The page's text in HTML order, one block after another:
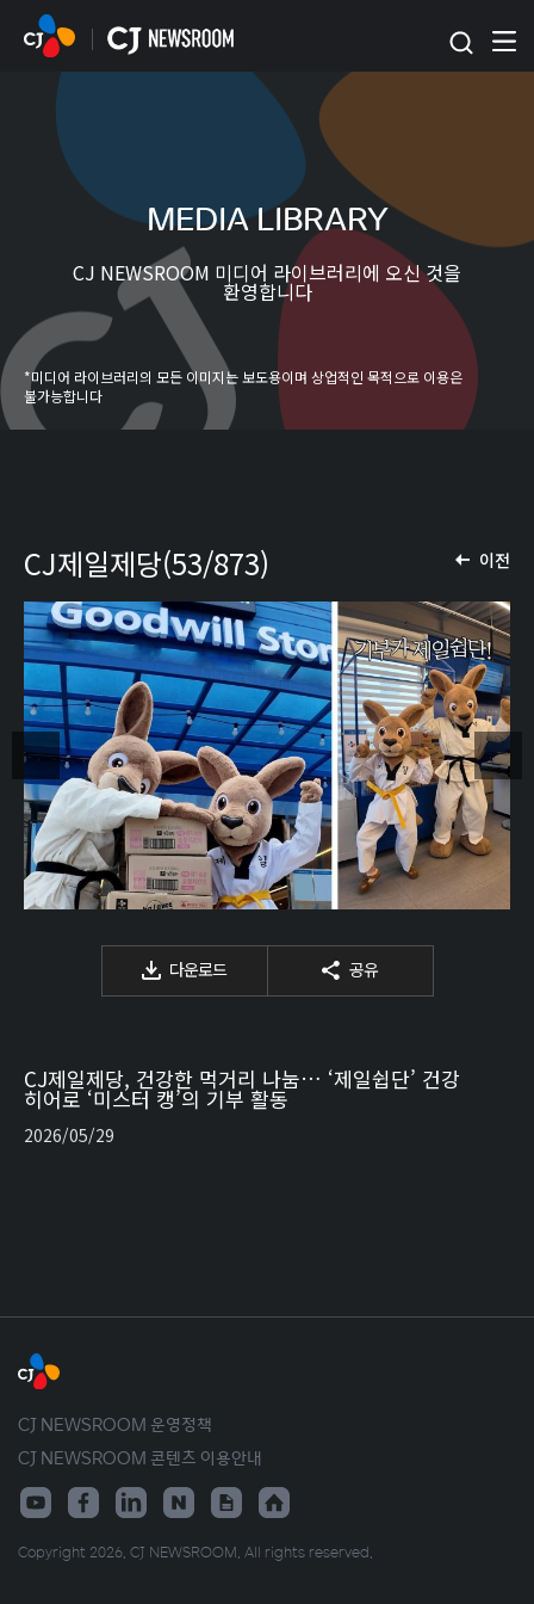
본문 바로가기
MEDIA LIBRARY
CJ NEWSROOM 미디어 라이브러리에 오신 것을
환영합니다
*미디어 라이브러리의 모든 이미지는 보도용이며 상업적인 목적으로 이용은
불가능합니다
이전
CJ제일제당(53/873)
다운로드 공유
CJ제일제당, 건강한 먹거리 나눔… ‘제일쉽단’ 건강
히어로 ‘미스터 캥’의 기부 활동
2026/05/29
CJ NEWSROOM 운영정책
CJ NEWSROOM 콘텐츠 이용안내
Copyright 2026. CJ NEWSROOM. All rights reserved.